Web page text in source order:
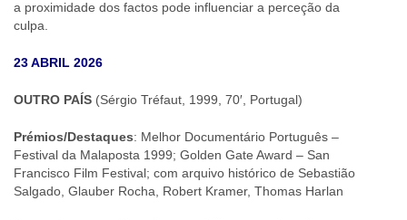
a proximidade dos factos pode influenciar a perceção da
culpa.
23 ABRIL 2026
OUTRO PAÍS (Sérgio Tréfaut, 1999, 70′, Portugal)
Prémios/Destaques: Melhor Documentário Português –
Festival da Malaposta 1999; Golden Gate Award – San
Francisco Film Festival; com arquivo histórico de Sebastião
Salgado, Glauber Rocha, Robert Kramer, Thomas Harlan